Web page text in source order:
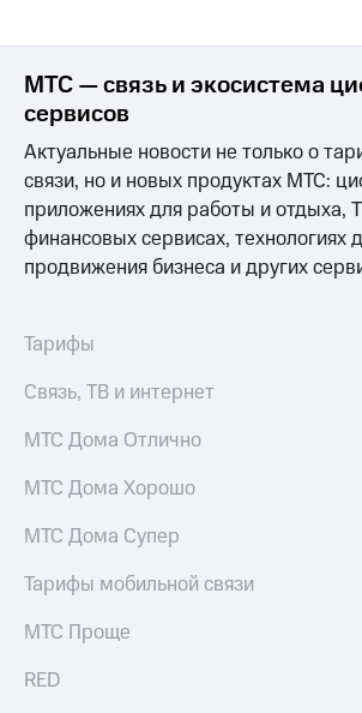
Тарифы
Интернет,
ТВ и телефон
для дома
Услуги
Акции
Домашнее
ТВ
Перейти
в МТС
со своим
номером
Поддержка
и подписки
Мой
Акции
Видеонаблюдение
для дома
149 ₽/
мес
на гигабайты
фильмы,
и многое
Семейная
группа
на тарифы,
МТС — связь и экосистема
сервисов
Актуальные новости не только о
связи, но и новых продуктах МТС:
приложениях для работы и отдыха,
финансовых сервисах, технологиях
продвижения бизнеса и других
Тарифы
Связь, ТВ и интернет
МТС Дома Отлично
МТС Дома Хорошо
МТС Дома Супер
Тарифы мобильной связи
МТС Проще
RED